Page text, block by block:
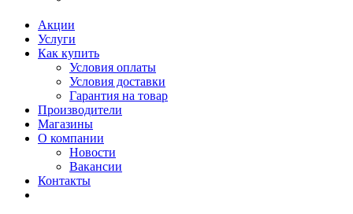
Акции
Услуги
Как купить
Условия оплаты
Условия доставки
Гарантия на товар
Производители
Магазины
О компании
Новости
Вакансии
Контакты